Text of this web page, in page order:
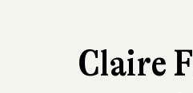
Claire